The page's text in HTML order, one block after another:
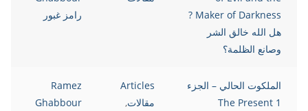
Maker of Darkness ?
هل الله خالق الشر
وصانع الظلمة؟
رامز غبور
الملكوت الحالي – الجزء
1 The Present
Articles
مقالات,
Ramez
Ghabbour